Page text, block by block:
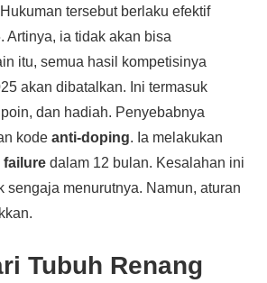
tersebut berlaku efektif
Artinya, ia tidak akan bisa
itu, semua hasil kompetisinya
akan dibatalkan. Ini termasuk
dan hadiah. Penyebabnya
kode anti-doping. Ia melakukan
failuredalam 12 bulan. Kesalahan ini
sengaja menurutnya. Namun, aturan
Tubuh Renang